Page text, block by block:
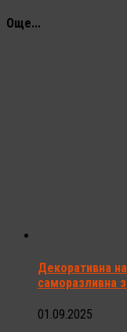
Още...
Декоративна
саморазливна
01.09.2025